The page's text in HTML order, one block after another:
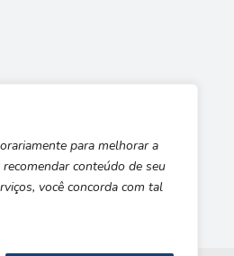
para melhorar a
conteúdo de seu
você concorda com tal